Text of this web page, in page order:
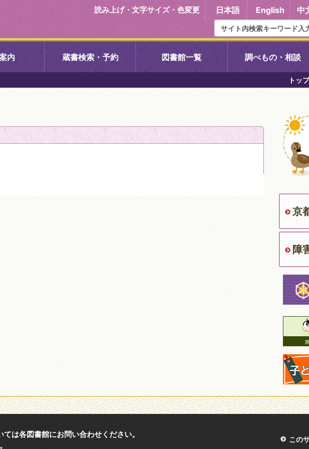
読み上げ・文字サイズ・色変更 日本語 English 中
内 蔵書検索・予約 図書館一覧
右京中央図書館 伏見中央図書館
下京図書館 南図書館
調べもの・相談
トッ
京
障
この
は各図書館にお問い合わせください。